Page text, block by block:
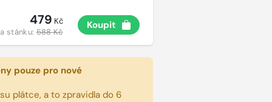
479 Kč
stánku:588 Kč
Koupit
pouze pro nové
plátce, a to zpravidla do 6